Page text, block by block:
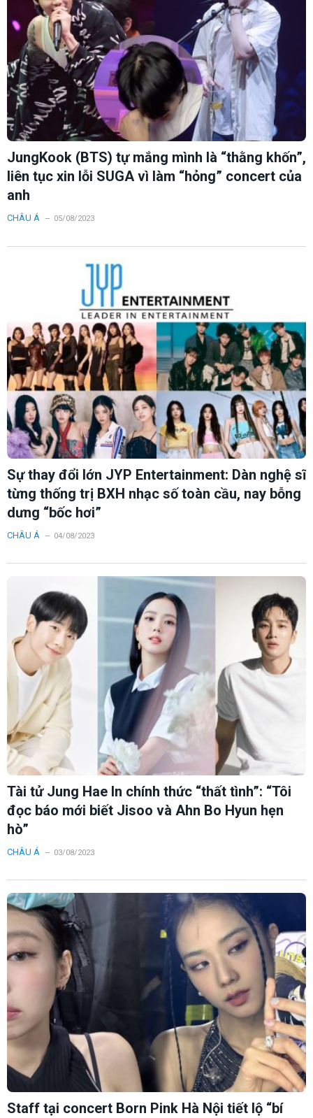
JungKook (BTS) tự mắng mình là “thằng khốn”,
liên tục xin lỗi SUGA vì làm “hỏng” concert của
anh
CHÂU Á 05/08/2023
Sự thay đổi lớn JYP Entertainment: Dàn nghệ sĩ
từng thống trị BXH nhạc số toàn cầu, nay bỗng
dưng “bốc hơi”
CHÂU Á 04/08/2023
Tài tử Jung Hae In chính thức “thất tình”: “Tôi
đọc báo mới biết Jisoo và Ahn Bo Hyun hẹn
hò”
CHÂU Á 03/08/2023
Staff tại concert Born Pink Hà Nội tiết lộ “bí